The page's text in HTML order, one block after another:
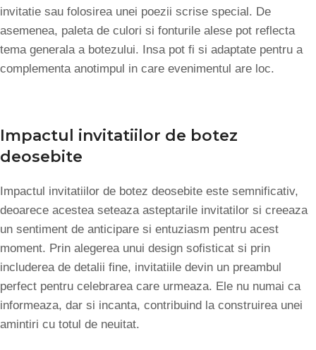
invitatie sau folosirea unei poezii scrise special. De
asemenea, paleta de culori si fonturile alese pot reflecta
tema generala a botezului. Insa pot fi si adaptate pentru a
complementa anotimpul in care evenimentul are loc.
Impactul invitatiilor de botez
deosebite
Impactul invitatiilor de botez deosebite este semnificativ,
deoarece acestea seteaza asteptarile invitatilor si creeaza
un sentiment de anticipare si entuziasm pentru acest
moment. Prin alegerea unui design sofisticat si prin
includerea de detalii fine, invitatiile devin un preambul
perfect pentru celebrarea care urmeaza. Ele nu numai ca
informeaza, dar si incanta, contribuind la construirea unei
amintiri cu totul de neuitat.